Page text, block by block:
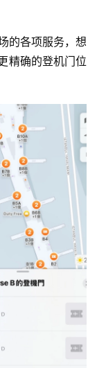
的各项服务，想
精确的登机门位